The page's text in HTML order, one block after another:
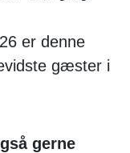
er denne
gæster i
gerne